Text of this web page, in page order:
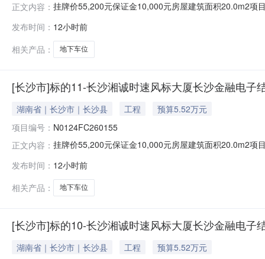
正文内容： 挂牌价55,200元保证金10,000元房屋建筑面积20.0m2项
地下车位6号基本属性房屋建筑面积约（㎡）20.00套内
发布时间： 12小时前
相关产品：
地下车位
[长沙市]标的11-长沙湘诚时速风标大厦长沙金融电子
湖南省｜长沙市｜长沙县 工程
预算5.52万元
项目编号： N0124FC260155
正文内容： 挂牌价55,200元保证金10,000元房屋建筑面积20.0m2项
中心地下车位14号基本属性房屋建筑面积约（㎡）
发布时间： 12小时前
相关产品：
地下车位
[长沙市]标的10-长沙湘诚时速风标大厦长沙金融电子
湖南省｜长沙市｜长沙县 工程
预算5.52万元